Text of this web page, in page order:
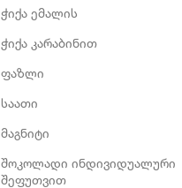
ჭიქა ემალის
ჭიქა კარაბინით
ფაზლი
საათი
მაგნიტი
შოკოლადი ინდივიდუალური
შეფუთვით